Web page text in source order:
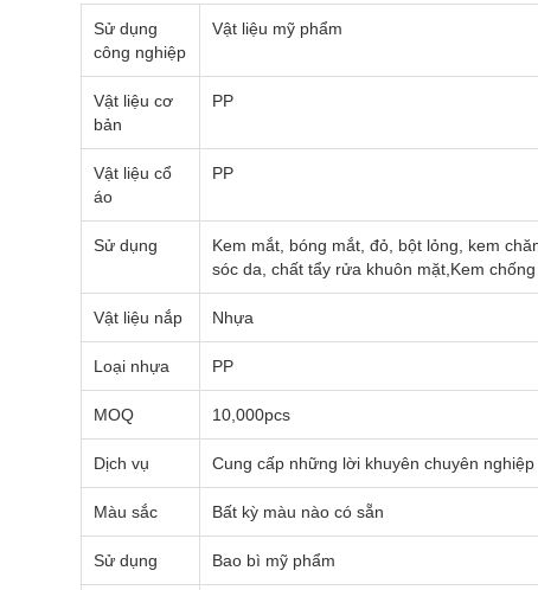
Sử dụng
công nghiệp
Vật liệu mỹ phẩm
Vật liệu cơ
bản
PP
Vật liệu cổ
áo
PP
Sử dụng
Kem mắt, bóng mắt, đỏ, bột lỏng, kem
sóc da, chất tẩy rửa khuôn mặt,Kem
Vật liệu nắp Nhựa
Loại nhựa PP
MOQ 10,000pcs
Dịch vụ Cung cấp những lời khuyên chuyên nghiệp
Màu sắc Bất kỳ màu nào có sẵn
Sử dụng Bao bì mỹ phẩm